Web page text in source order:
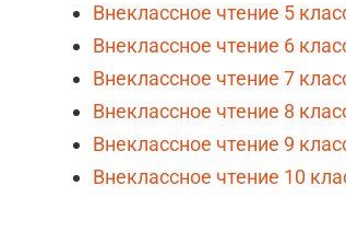
Внеклассное чтение 5
Внеклассное чтение 6
Внеклассное чтение 7
Внеклассное чтение 8
Внеклассное чтение 9
Внеклассное чтение 10